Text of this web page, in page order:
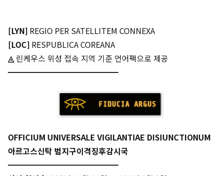
[LYN] REGIO PER SATELLITEM CONNEXA
[LOC] RESPUBLICA COREANA
◬ 린케우스 위성 접속 지역 기준 언어팩으로 제공
━━━━━━━━━━━━━━
OFFICIUM UNIVERSALE VIGILANTIAE DISIUNCTIONUM
아르고스신탁 범지구이격징후감시국
━━━━━━━━━━━━━━